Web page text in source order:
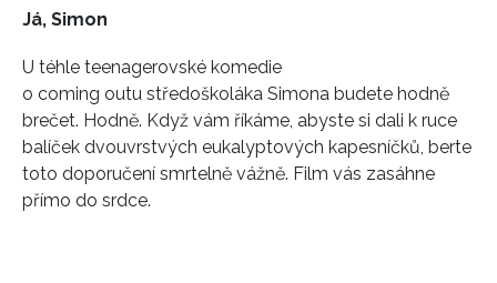
Já, Simon
U téhle teenagerovské komedie
o coming outu středoškoláka Simona budete hodně
brečet. Hodně. Když vám říkáme, abyste si dali k ruce
balíček dvouvrstvých eukalyptových kapesníčků, berte
toto doporučení smrtelně vážně. Film vás zasáhne
přímo do srdce.